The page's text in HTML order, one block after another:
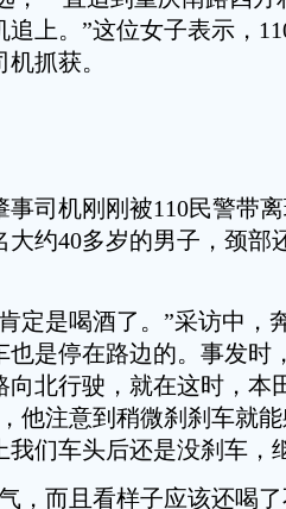
上。”这位女子表示，
抓获。
司机刚刚被110民警带
约40多岁的男子，颈部
定是喝酒了。”采访中，
也是停在路边的。事发时
北行驶，就在这时，本
他注意到稍微刹刹车就
们车头后还是没刹车，
，而且看样子应该还喝